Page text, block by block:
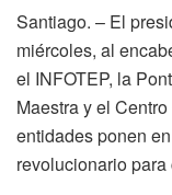
Santiago. – El
miércoles, al
el INFOTEP, la
Maestra y el
entidades ponen
revolucionariopara